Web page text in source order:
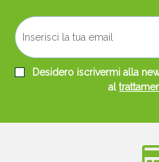
Desidero iscrivermi alla
al